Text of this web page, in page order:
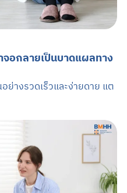
อกลายเป็นบาดแผลทาง
ย่างรวดเร็วและง่ายดาย แต